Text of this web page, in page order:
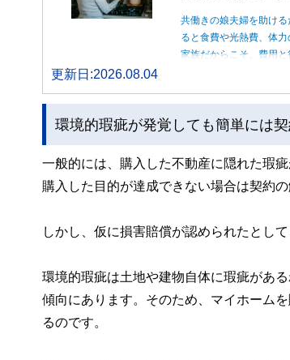
共働きの娘夫婦を助け
ると食費や光熱費、体
家族だからこそ、費用と
更新日:2026.08.04
環境的瑕疵が発覚しても簡単には
一般的には、購入した不動産に隠れた瑕
購入した目的が達成できない場合は契約
しかし、仮に損害賠償が認められたとし
環境的瑕疵は土地や建物自体に瑕疵があ
傾向にあります。そのため、マイホーム
るのです。